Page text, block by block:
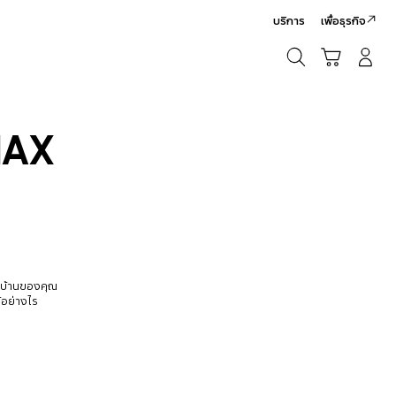
บริการ เพื่อธุรกิจ
บ้านของคุณ
ย่างไร